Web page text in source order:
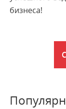
бизнеса!